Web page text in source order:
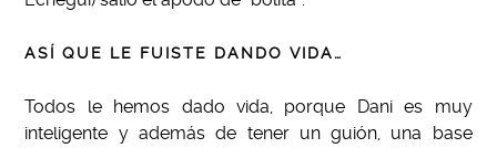
ASÍ QUE LE FUISTE DANDO VIDA…
Todos le hemos dado vida, porque Dani es muy
inteligente y además de tener un guión, una base